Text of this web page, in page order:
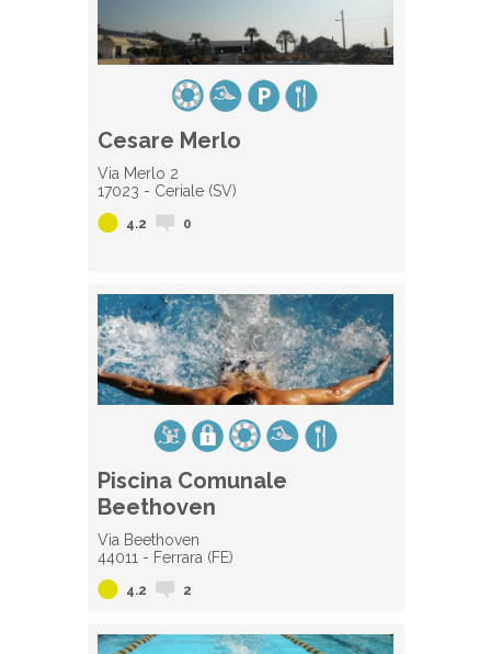
Cesare Merlo
Via Merlo 2
17023 - Ceriale (SV)
4.2 0
Piscina Comunale
Beethoven
Via Beethoven
44011 - Ferrara (FE)
4.2 2